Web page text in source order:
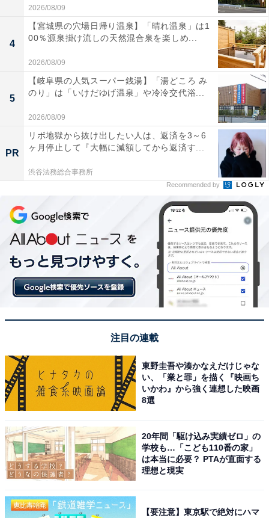
チェックイン：15:00
チェックアウト：10:00
※プランにより時間が異なる可能性があります
あわせて読みたい
【湯河原温泉の人気ホテル】「グランレクト
ーレ湯河原」は絶景の屋上テラスと源泉掛け
「中川温泉 信玄館」はpH10超の美人の湯と3種の
貸切風呂が魅力の宿
2026/08/09
4
【宮城県の穴場日帰り温泉】「晴れ温泉」は1
00％源泉掛け流しの天然混合泉を楽しめ...
2026/08/09
5
【岐阜県の人気スーパー銭湯】「湯どころ み
のり」は「いけだゆげ温泉」や冷冷交代浴...
2026/08/09
PR
リボ地獄から抜け出したい人は、返済を3～6
ヶ月停止して『大幅に減額してから返済す...
渋谷法務総合事務所
Recommended by
注目の連載
東野圭吾や湊かなえだけじゃな
い、「業と罪」を描く『映画ち
いかわ』から強く連想した映画
8選
20年間「駆け込み実績ゼロ」の
学校も…「こども110番の家」
は本当に必要？ PTAが直面する
理想と現実
【要注意】東京駅で絶対にハマ